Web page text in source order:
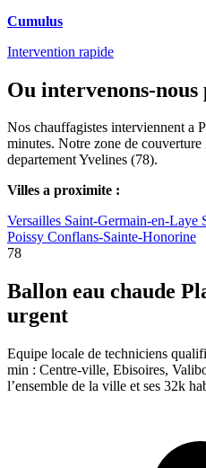
Cumulus
Intervention rapide
Ou intervenons-nous
Nos chauffagistes interviennent a
minutes. Notre zone de
departement Yvelines (78).
Villes a proximite :
Versailles Saint-Germain-en-Laye
Poissy Conflans-Sainte-Honorine
78
Ballon eau chaude
urgent
Equipe locale de techniciens
min : Centre-ville, Ebisoires,
l’ensemble de la ville et ses 32k